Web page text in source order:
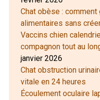
Chat obèse :
alimentaires sans
Vaccins chien
compagnon tout au
janvier 2026
Chat obstruction
vitale en 24 heures
Écoulement oculaire